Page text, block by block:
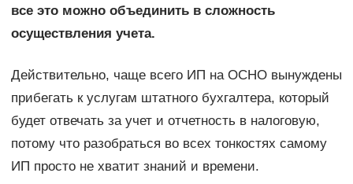
все это можно объединить в сложность
осуществления учета.
Действительно, чаще всего ИП на ОСНО вынуждены
прибегать к услугам штатного бухгалтера, который
будет отвечать за учет и отчетность в налоговую,
потому что разобраться во всех тонкостях самому
ИП просто не хватит знаний и времени.